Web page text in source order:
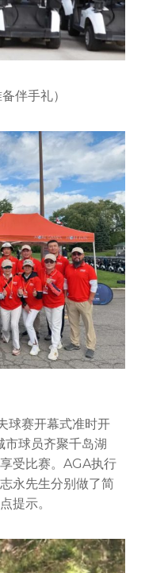
伴手礼）
球赛开幕式准时开
市球员齐聚千岛湖
受比赛。AGA执行
永先生分别做了简
提示。